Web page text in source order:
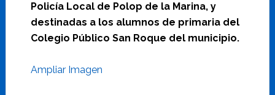
Policía Local de Polop de la Marina, y
destinadas a los alumnos de primaria del
Colegio Público San Roque del municipio.
Ampliar Imagen